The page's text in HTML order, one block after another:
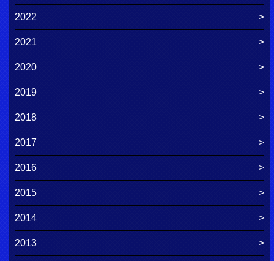
2022
2021
2020
2019
2018
2017
2016
2015
2014
2013